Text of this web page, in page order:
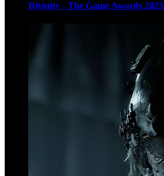
Divinity - The Game Awards 2025